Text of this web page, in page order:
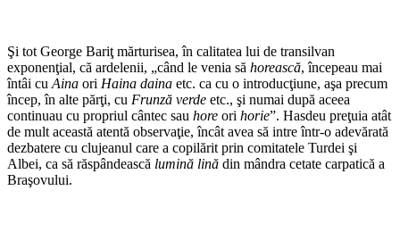
Şi tot George Bariţ mărturisea, în calitatea lui de transilvan
exponenţial, că ardelenii, „când le venia să horească, începeau mai
întâi cu Aina ori Haina daina etc. ca cu o introducţiune, aşa precum
încep, în alte părţi, cu Frunză verde etc., şi numai după aceea
continuau cu propriul cântec sau hore ori horie”. Hasdeu preţuia atât
de mult această atentă observaţie, încât avea să intre într-o adevărată
dezbatere cu clujeanul care a copilărit prin comitatele Turdei şi
Albei, ca să răspândească lumină lină din mândra cetate carpatică a
Braşovului.